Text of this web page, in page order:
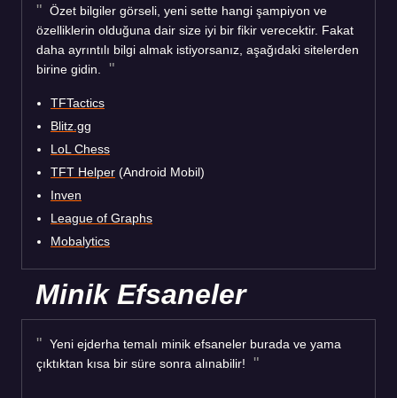
Özet bilgiler görseli, yeni sette hangi şampiyon ve
özelliklerin olduğuna dair size iyi bir fikir verecektir. Fakat
daha ayrıntılı bilgi almak istiyorsanız, aşağıdaki sitelerden
birine gidin.
TFTactics
Blitz.gg
LoL Chess
TFT Helper (Android Mobil)
Inven
League of Graphs
Mobalytics
Minik Efsaneler
Yeni ejderha temalı minik efsaneler burada ve yama
çıktıktan kısa bir süre sonra alınabilir!